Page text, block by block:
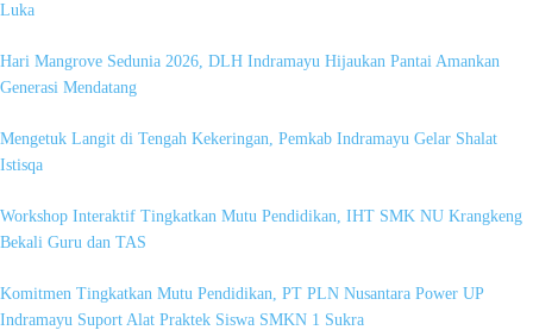
Luka
Hari Mangrove Sedunia 2026, DLH Indramayu Hijaukan Pantai Amankan
Generasi Mendatang
Mengetuk Langit di Tengah Kekeringan, Pemkab Indramayu Gelar Shalat
Istisqa
Workshop Interaktif Tingkatkan Mutu Pendidikan, IHT SMK NU Krangkeng
Bekali Guru dan TAS
Komitmen Tingkatkan Mutu Pendidikan, PT PLN Nusantara Power UP
Indramayu Suport Alat Praktek Siswa SMKN 1 Sukra